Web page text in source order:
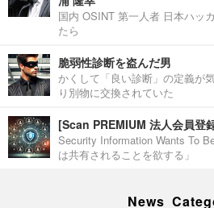
国内 OSINT 第一人者 日本ハッ
たら
脆弱性診断を盗んだ男
かくして「良い診断」の定義が
り別物に交換されていた
[Scan PREMIUM 法人会員登
Security Information Wants To
は共有されることを欲する」
News